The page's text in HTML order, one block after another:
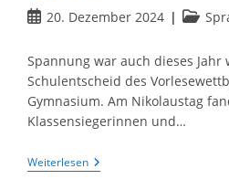
Beitrag
20. Dezember 2024
Spannung war auch dieses Jahr
Schulentscheid des
Gymnasium. Am Nikolaustag
Klassensiegerinnen und…
WeiterlesenSchulentscheid
Des